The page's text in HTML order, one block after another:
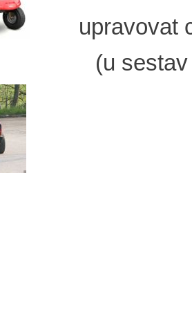
upravovat
(u